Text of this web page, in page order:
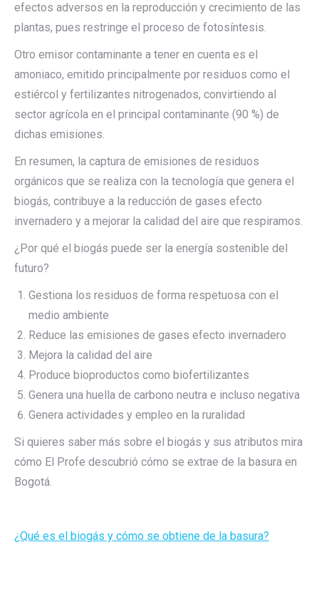
efectos adversos en la reproducción y crecimiento de las
plantas, pues restringe el proceso de fotosíntesis.
Otro emisor contaminante a tener en cuenta es el
amoniaco, emitido principalmente por residuos como el
estiércol y fertilizantes nitrogenados, convirtiendo al
sector agrícola en el principal contaminante (90 %) de
dichas emisiones.
En resumen, la captura de emisiones de residuos
orgánicos que se realiza con la tecnología que genera el
biogás, contribuye a la reducción de gases efecto
invernadero y a mejorar la calidad del aire que respiramos.
¿Por qué el biogás puede ser la energía sostenible del
futuro?
Gestiona los residuos de forma respetuosa con el
medio ambiente
Reduce las emisiones de gases efecto invernadero
Mejora la calidad del aire
Produce bioproductos como biofertilizantes
Genera una huella de carbono neutra e incluso negativa
Genera actividades y empleo en la ruralidad
Si quieres saber más sobre el biogás y sus atributos mira
cómo El Profe descubrió cómo se extrae de la basura en
Bogotá.
¿Qué es el biogás y cómo se obtiene de la basura?